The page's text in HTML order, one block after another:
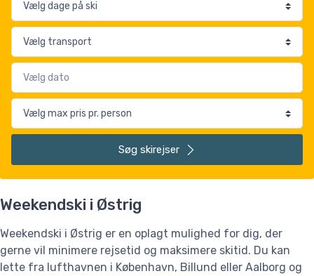
Søg skirejser
Weekendski i Østrig
Weekendski i Østrig er en oplagt mulighed for dig, der
gerne vil minimere rejsetid og maksimere skitid. Du kan
lette fra lufthavnen i København, Billund eller Aalborg og